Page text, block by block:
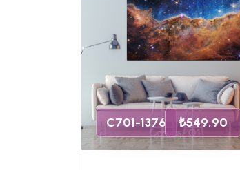
C701-1376 ₺549,90